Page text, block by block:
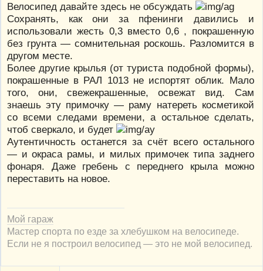
Велосипед давайте здесь не обсуждать
Сохранять, как они за пфенинги давились и
использовали жесть 0,3 вместо 0,6 , покрашенную
без грунта — сомнительная роскошь. Разломится в
другом месте.
Более другие крылья (от туриста подобной формы),
покрашенные в РАЛ 1013 не испортят облик. Мало
того, они, свежекрашенные, освежат вид. Сам
знаешь эту примочку — раму натереть косметикой
со всеми следами времени, а остальное сделать,
чтоб сверкало, и будет
Аутентичность останется за счёт всего остального
— и окраса рамы, и милых примочек типа заднего
фонаря. Даже гребень с переднего крыла можно
переставить на новое.
Мой гараж
Мастер спорта по езде за хлебушком на велосипеде.
Если не я построил велосипед — это не мой велосипед.